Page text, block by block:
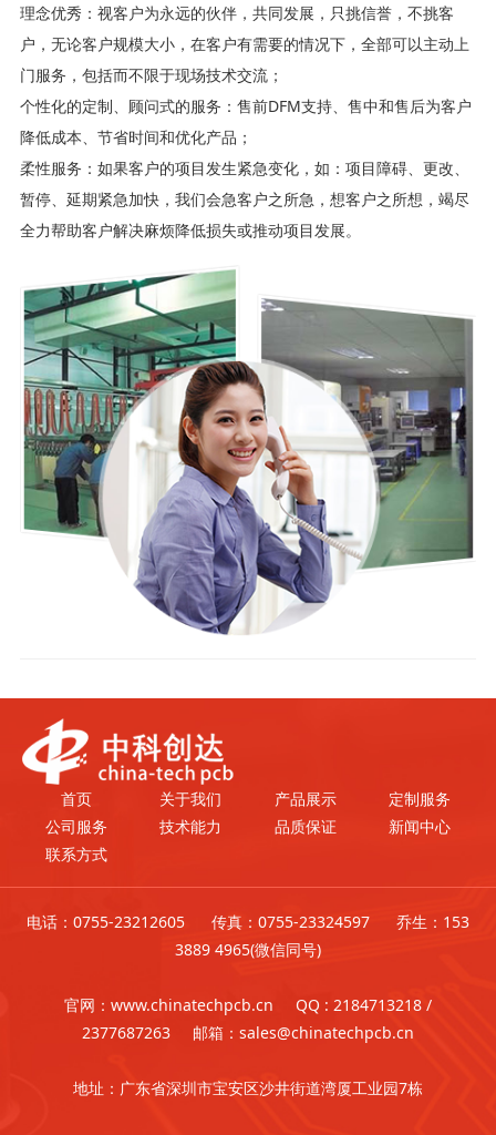
理念优秀：视客户为永远的伙伴，共同发展，只挑信誉，不挑客
户，无论客户规模大小，在客户有需要的情况下，全部可以主动上
门服务，包括而不限于现场技术交流；
个性化的定制、顾问式的服务：售前DFM支持、售中和售后为客户
降低成本、节省时间和优化产品；
柔性服务：如果客户的项目发生紧急变化，如：项目障碍、更改、
暂停、延期紧急加快，我们会急客户之所急，想客户之所想，竭尽
全力帮助客户解决麻烦降低损失或推动项目发展。
首页 关于我们 产品展示
定制服务
公司服务
技术能力 品质保证
新闻中心
联系方式
电话：0755-23212605 传真：0755-23324597 乔生：153
3889 4965(微信同号)
官网：www.chinatechpcb.cn QQ : 2184713218 /
2377687263 邮箱：sales@chinatechpcb.cn
地址：广东省深圳市宝安区沙井街道湾厦工业园7栋